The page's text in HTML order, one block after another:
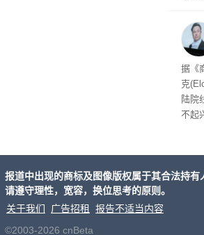
流
时
据《
克
陆院
不起
报道中出现的商标及图像版权属于其合法持
请遵守理性，宽容，换位思考的原则。
关于我们
广告招租
报告不适当内容
©2003-2026 cnBeta